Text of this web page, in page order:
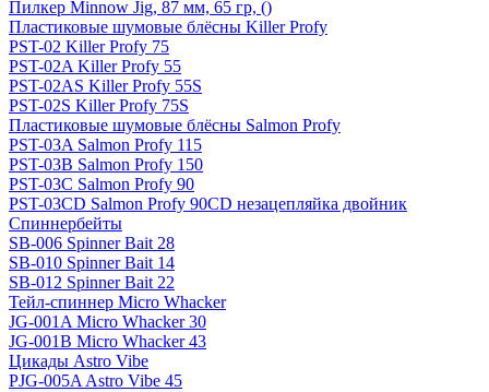
Пилкер Minnow Jig, 87 мм, 65 гр, ()
Пластиковые шумовые блёсны Killer Profy
PST-02 Killer Profy 75
PST-02A Killer Profy 55
PST-02AS Killer Profy 55S
PST-02S Killer Profy 75S
Пластиковые шумовые блёсны Salmon Profy
PST-03A Salmon Profy 115
PST-03B Salmon Profy 150
PST-03C Salmon Profy 90
PST-03CD Salmon Profy 90CD незацепляйка двойник
Спиннербейты
SB-006 Spinner Bait 28
SB-010 Spinner Bait 14
SB-012 Spinner Bait 22
Тейл-спиннер Micro Whacker
JG-001A Micro Whacker 30
JG-001B Micro Whacker 43
Цикады Astro Vibe
PJG-005A Astro Vibe 45